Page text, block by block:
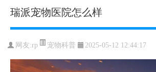
瑞派宠物医院怎么样
网友:rp 宠物科普 2025-05-12 12:44:17